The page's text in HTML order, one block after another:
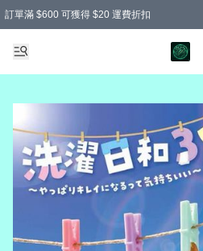
訂單滿 $600 可獲得 $20 運費折扣